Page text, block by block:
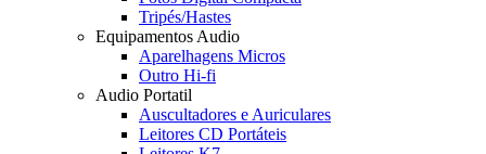
Tripés/Hastes
Equipamentos Audio
Aparelhagens Micros
Outro Hi-fi
Audio Portatil
Auscultadores e Auriculares
Leitores CD Portáteis